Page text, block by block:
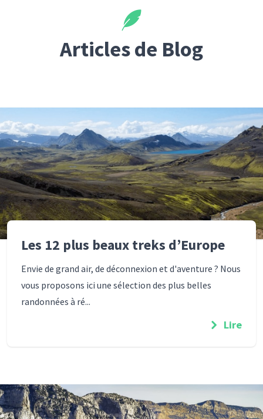
Articles de Blog
Les 12 plus beaux treks d’Europe
Envie de grand air, de déconnexion et d'aventure ? Nous
vous proposons ici une sélection des plus belles
randonnées à ré...
Lire